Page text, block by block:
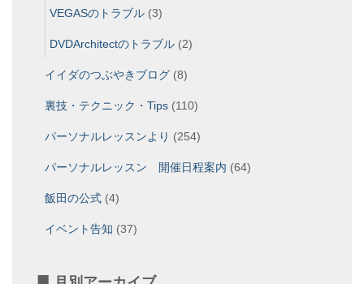
VEGASのトラブル (3)
DVDArchitectのトラブル (2)
イイダのつぶやきブログ (8)
裏技・テクニック・Tips (110)
パーソナルレッスンより (254)
パーソナルレッスン 開催日程案内 (64)
飯田の公式 (4)
イベント告知 (37)